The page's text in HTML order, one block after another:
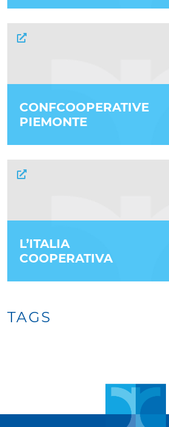
CONFCOOPERATIVE
PIEMONTE
L’ITALIA
COOPERATIVA
TAGS